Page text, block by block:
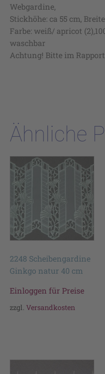
Webgardine,
Stickhöhe: ca 55 cm,
Farbe: weiß/ apricot
waschbar
Achtung! Bitte im
Ähnliche
2248 Scheibengardine
Ginkgo natur 40 cm
Einloggen für Preise
zzgl. Versandkosten